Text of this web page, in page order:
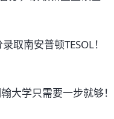
取南安普顿TESOL！
大学只需要一步就够！